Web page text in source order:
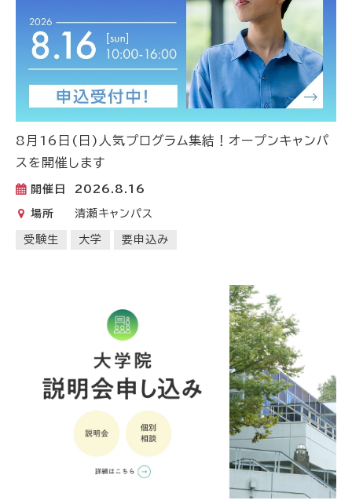
8月16日(日)人気プログラム集結！オープンキャンパ
スを開催します
開催日 2026.8.16
場所 清瀬キャンパス
受験生 大学 要申込み